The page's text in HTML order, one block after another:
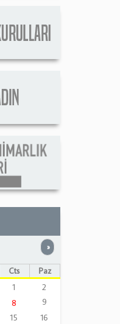
»Sonraki
Cts
Paz
1
2
8
9
15
16